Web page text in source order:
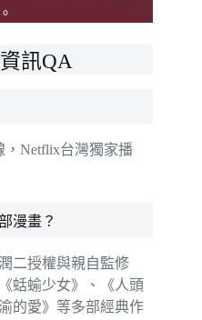
訊QA
，Netflix台灣獨家播
漫畫？
二授權與親自監修
蛞蝓少女》、《人頭
的愛》等多部經典作